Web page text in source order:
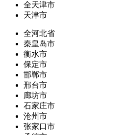
全天津市
天津市
全河北省
秦皇岛市
衡水市
保定市
邯郸市
邢台市
廊坊市
石家庄市
沧州市
张家口市